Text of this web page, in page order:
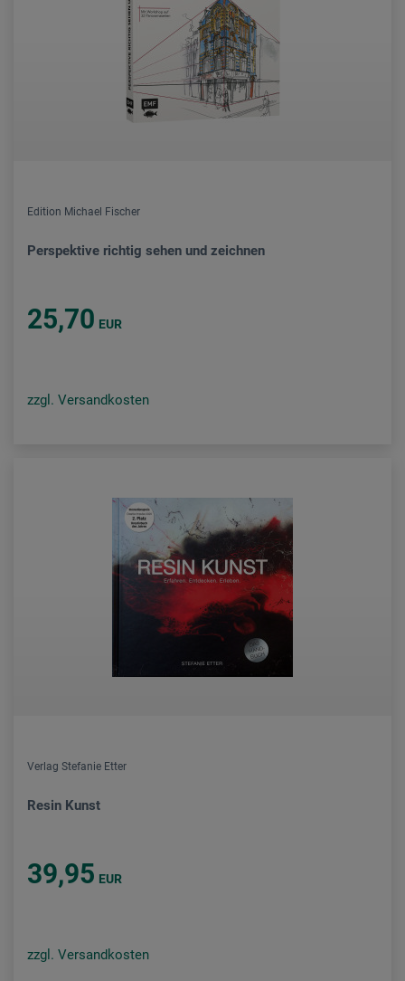
Edition Michael Fischer
Perspektive richtig sehen und zeichnen
25,70 EUR
zzgl. Versandkosten
Verlag Stefanie Etter
Resin Kunst
39,95 EUR
zzgl. Versandkosten